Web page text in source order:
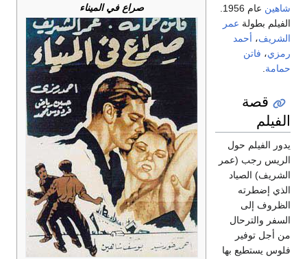
صراع في الميناء
شاهين
الفيلم بطولة عمر
الشريف، أحمد
رمزي، فاتن
حمامة
قصة
الفيلم
يدور الفيلم حول
الريس رجب (عمر
الشريف) الصياد
الذي إضطرته
الظروف إلى
السفر والترحال
من أجل توفير
فلوس يستطيع بها